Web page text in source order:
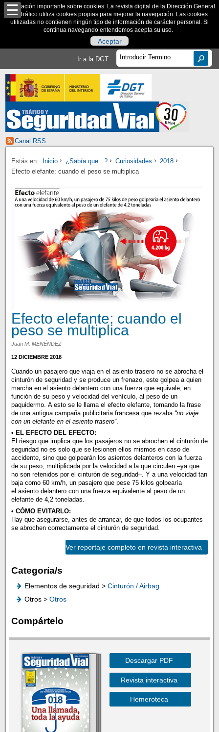
Información importante sobre cookies: La revista digital de la Dirección General
de Tráfico utiliza cookies propias para mejorar la navegación. Las cookies
utilizadas no contienen ningún tipo de información de carácter personal. Si
continua navegando entendemos acepta su uso.
Aceptar
Ir a la DGT
Canal RSS
Estás en: Inicio ¿Sabía que...? Curiosidades
2018
Efecto elefante: cuando el peso se multiplica
Efecto elefante: cuando el
peso se multiplica
Juan M. MENÉNDEZ
12 DICIEMBRE 2018
Cuando un pasajero que viaja en el asiento trasero no se abrocha el
cinturón de seguridad y se produce un frenazo, este golpea a quien
marcha en el asiento delantero con una fuerza que equivale, en
función de su peso y velocidad del vehículo, al peso de un
paquidermo. A esto se le llama el efecto elefante, tomando la frase
de una antigua campaña publicitaria francesa que rezaba “no viaje
con un elefante en el asiento trasero”.
• EL EFECTO DEL EFECTO:
El riesgo que implica que los pasajeros no se abrochen el cinturón de
seguridad no es solo que se lesionen ellos mismos en caso de
accidente, sino que golpearán los asientos delanteros con la fuerza
de su peso, multiplicada por la velocidad a la que circulen –ya que
no son retenidos por el cinturón de seguridad–. Y a una velocidad tan
baja como 60 km/h, un pasajero que pese 75 kilos golpearía
el asiento delantero con una fuerza equivalente al peso de un
elefante de 4,2 toneladas.
• CÓMO EVITARLO:
Hay que asegurarse, antes de arrancar, de que todos los ocupantes
se abrochen correctamente el cinturón de seguridad.
Ver reportaje completo en revista interactiva
Categoría/s
Elementos de seguridad > Cinturón / Airbag
Otros > Otros
Compártelo
Descargar PDF
Revista interactiva
Hemeroteca